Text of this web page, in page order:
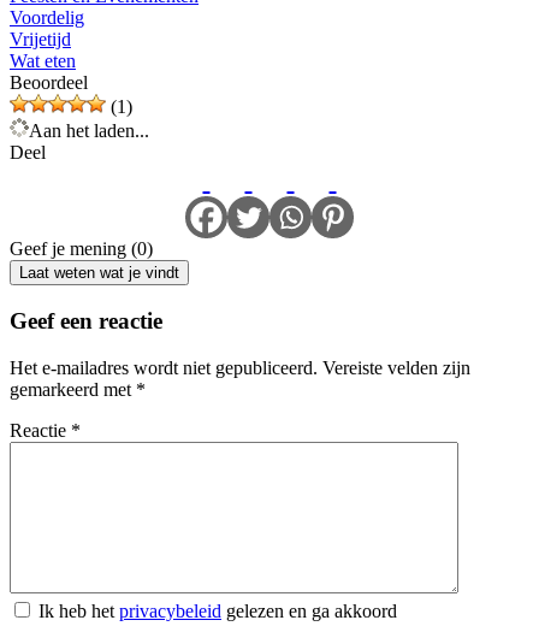
Voordelig
Vrijetijd
Wat eten
Beoordeel
(1)
Aan het laden...
Deel
Geef je mening (0)
Laat weten wat je vindt
Geef een reactie
Het e-mailadres wordt niet gepubliceerd. Vereiste velden zijn
gemarkeerd met *
Reactie *
Ik heb het privacybeleid gelezen en ga akkoord